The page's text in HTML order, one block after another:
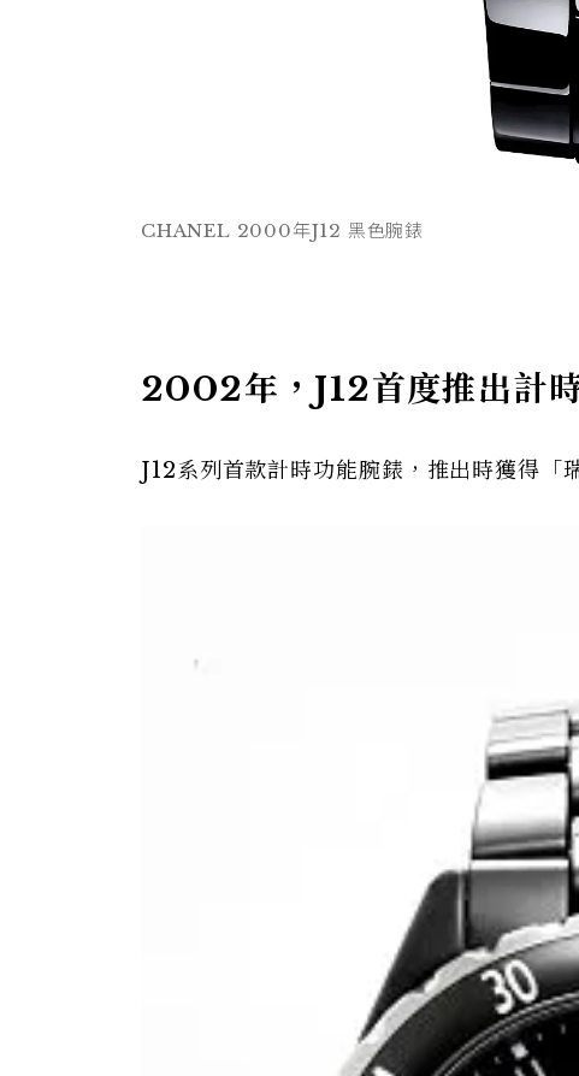
CHANEL 2000年J12 黑色腕錶
2002年，J12首度推出計
J12系列首款計時功能腕錶，推出時獲得